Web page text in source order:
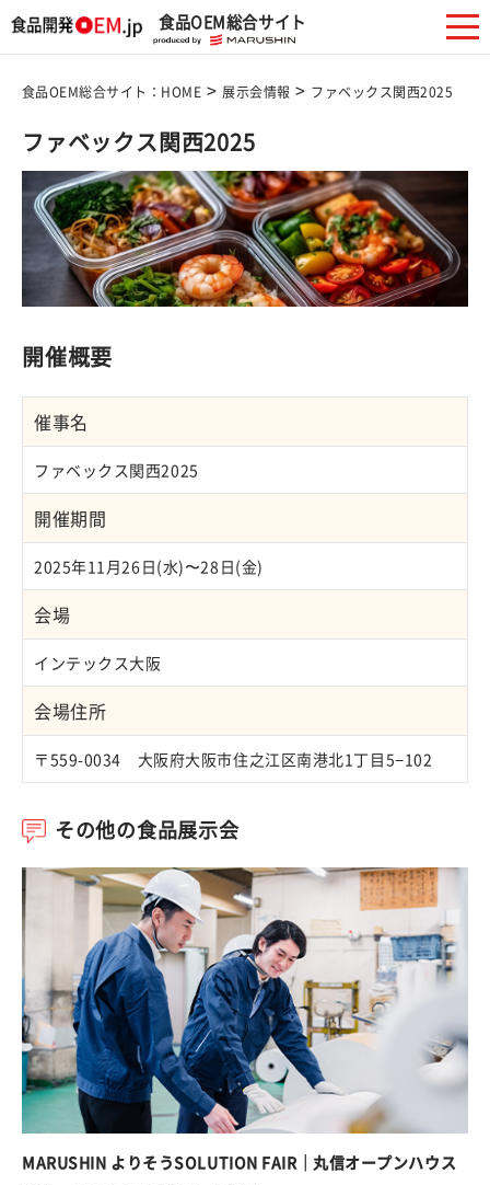
食品OEM総合サイト
食品OEM総合サイト：HOME >展示会情報 > ファベックス関西2025
ファベックス関西2025
開催概要
催事名
ファベックス関西2025
開催期間
2025年11月26日(水)〜28日(金)
会場
インテックス大阪
会場住所
〒559-0034 大阪府大阪市住之江区南港北1丁目5−102
その他の食品展示会
MARUSHIN よりそうSOLUTION FAIR｜丸信オープンハウス